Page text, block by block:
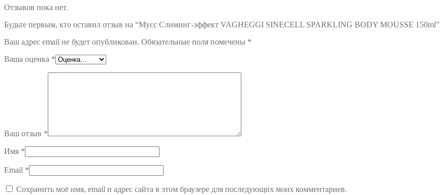
Отзывов пока нет.
Будьте первым, кто оставил отзыв на “Мусс Слиминг-эффект VAGHEGGI SINECELL SPARKLING BODY MOUSSE 150ml”
Ваш адрес email не будет опубликован. Обязательные поля помечены *
Ваша оценка *
Ваш отзыв *
Имя *
Email *
Сохранить моё имя, email и адрес сайта в этом браузере для последующих моих комментариев.